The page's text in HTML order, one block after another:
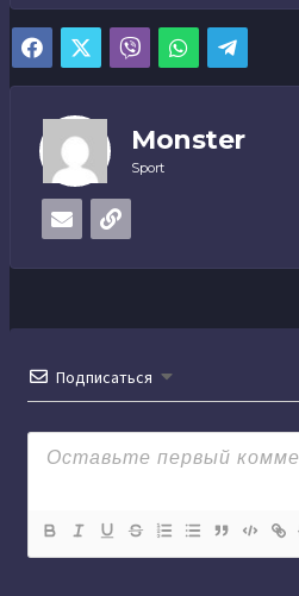
Monster
Sport
Подписаться